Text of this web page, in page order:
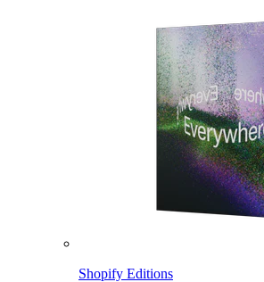
Shopify Editions